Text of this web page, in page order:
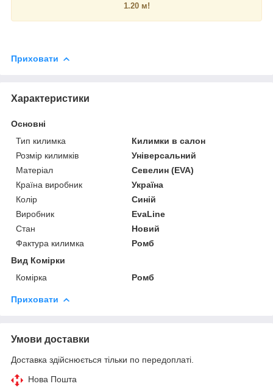
1.20 м!
Приховати
Характеристики
Основні
Тип килимка
Килимки в салон
Розмір килимків
Універсальний
Матеріал
Севелин (EVA)
Країна виробник
Україна
Колір
Синій
Виробник
EvaLine
Стан
Новий
Фактура килимка
Ромб
Вид Комірки
Комірка
Ромб
Приховати
Умови доставки
Доставка здійснюється тільки по передоплаті.
Нова Пошта